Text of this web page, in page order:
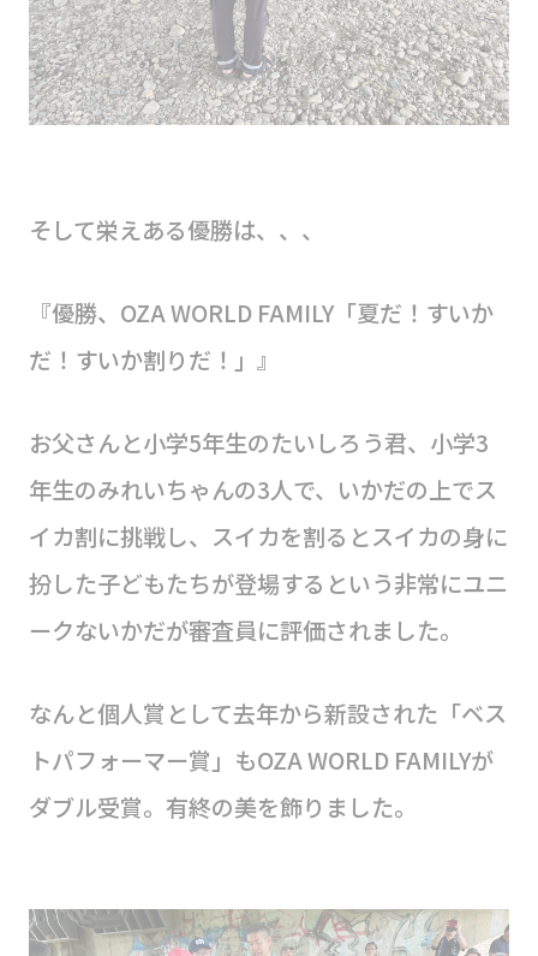
そして栄えある優勝は、、、
『優勝、OZA WORLD FAMILY「夏だ！すいか
だ！すいか割りだ！」』
お父さんと小学5年生のたいしろう君、小学3
年生のみれいちゃんの3人で、いかだの上でス
イカ割に挑戦し、スイカを割るとスイカの身に
扮した子どもたちが登場するという非常にユニ
ークないかだが審査員に評価されました。
なんと個人賞として去年から新設された「ベス
トパフォーマー賞」もOZA WORLD FAMILYが
ダブル受賞。有終の美を飾りました。